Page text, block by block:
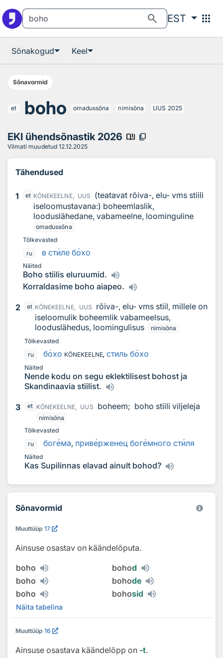
search EST apps
Sõnakogud Keel
Sõnavormid
et boho omadussõna nimisõna UUS 2025
EKI ühendsõnastik 2026 book_ribbon content_copy
Viimati muudetud 12.12.2025
Tähendused
1 et KÕNEKEELNE, UUS
(teatavat rõiva-, elu- vms stiili
iseloomustavana:) boheemlaslik,
looduslähedane, vabameelne, loominguline
omadussõna
Tõlkevasted
ru
в стиле бохо
Näited
Boho stiilis eluruumid.
Korraldasime boho aiapeo.
2 et KÕNEKEELNE, UUS
rõiva-, elu- vms stiil, millele on
iseloomulik boheemlik vabameelsus,
looduslähedus, loomingulisus
nimisõna
Tõlkevasted
ru
бохо KÕNEKEELNE, стиль бохо
Näited
Nende kodu on segu eklektilisest bohost ja
Skandinaavia stiilist.
3 et KÕNEKEELNE, UUS boheem; boho stiili viljeleja
nimisõna
Tõlkevasted
ru
богема, приверженец богемного стиля
Näited
Kas Supilinnas elavad ainult bohod?
Sõnavormid
Muuttüüp 17
Ainsuse osastav on käändelõputa.
boho
bohod
boho
bohode
boho
bohosid
Näita tabelina
Muuttüüp 16
Ainsuse osastava käändelõpp on ‑t.